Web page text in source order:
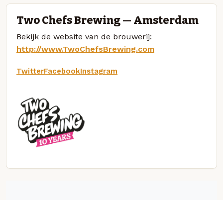
Two Chefs Brewing — Amsterdam
Bekijk de website van de brouwerij:
http://www.TwoChefsBrewing.com
TwitterFacebookInstagram